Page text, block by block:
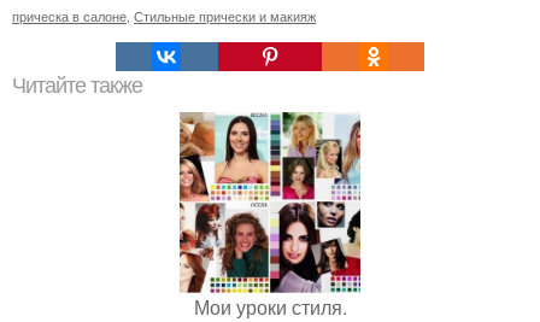
прическа в салоне Стильные прически и макияж
Читайте также
Мои уроки стиля.